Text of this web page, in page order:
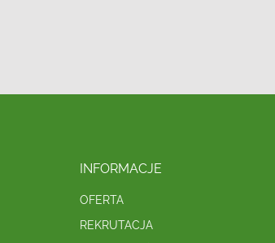
INFORMACJE
OFERTA
REKRUTACJA